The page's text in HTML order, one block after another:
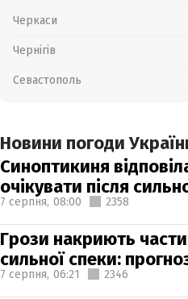
Черкаси
Чернігів
Севастополь
Новини погоди
Синоптикиня
очікувати після
7 серпня, 08:00 2358
Грози накриють
сильної спеки:
7 серпня, 06:21 2346